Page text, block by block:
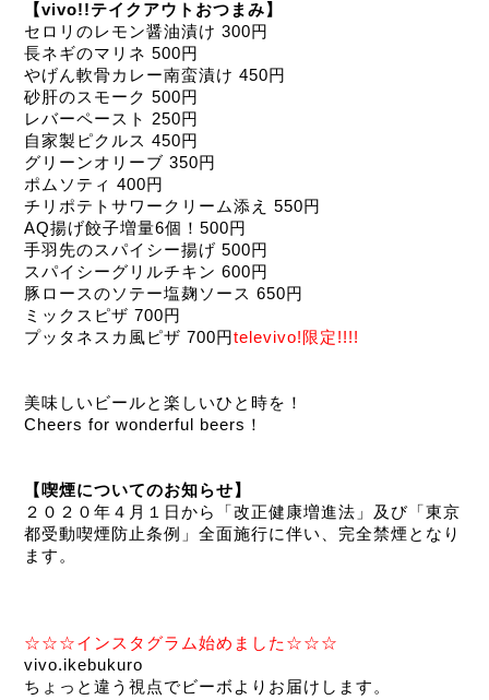
【vivo!!テイクアウトおつまみ】
セロリのレモン醤油漬け 300円
長ネギのマリネ 500円
やげん軟骨カレー南蛮漬け 450円
砂肝のスモーク 500円
レバーペースト 250円
自家製ピクルス 450円
グリーンオリーブ 350円
ポムソティ 400円
チリポテトサワークリーム添え 550円
AQ揚げ餃子増量6個！500円
手羽先のスパイシー揚げ 500円
スパイシーグリルチキン 600円
豚ロースのソテー塩麹ソース 650円
ミックスピザ 700円
プッタネスカ風ピザ 700円televivo!限定!!!!
美味しいビールと楽しいひと時を！
Cheers for wonderful beers！
【喫煙についてのお知らせ】
２０２０年４月１日から「改正健康増進法」及び「東京
都受動喫煙防止条例」全面施行に伴い、完全禁煙となり
ます。
☆☆☆インスタグラム始めました☆☆☆
vivo.ikebukuro
ちょっと違う視点でビーボよりお届けします。